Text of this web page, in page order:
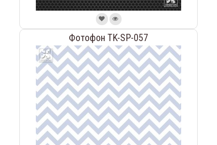
Фотофон TK-SP-057